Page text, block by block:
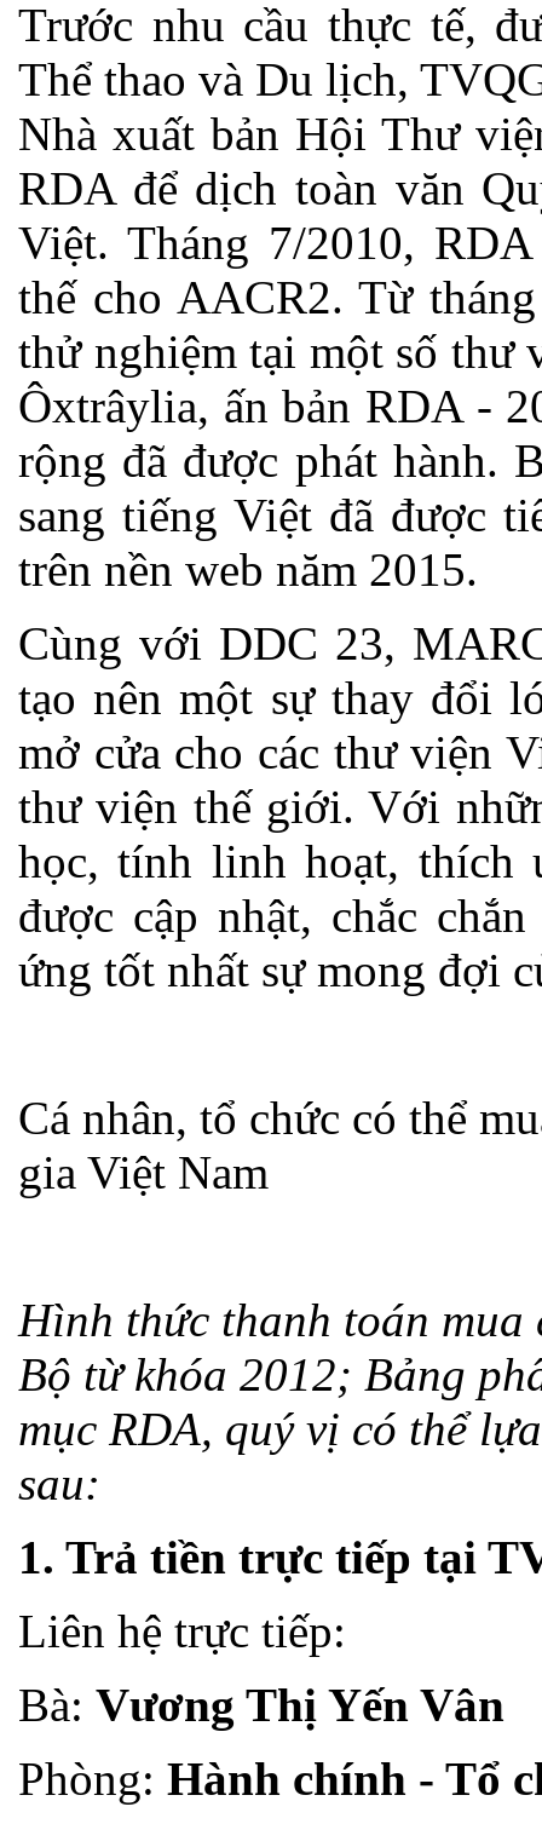
Trước nhu cầu thực tế,
Thể thao và Du lịch,
Nhà xuất bản Hội Thư
RDA để dịch toàn văn
Việt. Tháng 7/2010,
thế cho AACR2. Từ
thử nghiệm tại một số thư
Ôxtrâylia, ấn bản RDA -
rộng đã được phát hành.
sang tiếng Việt đã được
trên nền web năm 2015.
Cùng với DDC 23,
tạo nên một sự thay đổi
mở cửa cho các thư viện
thư viện thế giới. Với
học, tính linh hoạt, thích
được cập nhật, chắc
ứng tốt nhất sự mong đợi
Cá nhân, tổ chức có thể
gia Việt Nam
Hình thức thanh toán
Bộ từ khóa 2012; Bảng
mục RDA, quý vị có thể
sau:
1. Trả tiền trực tiếp tại
Liên hệ trực tiếp:
Bà: Vương Thị Yến Vân
Phòng: Hành chính - Tổ